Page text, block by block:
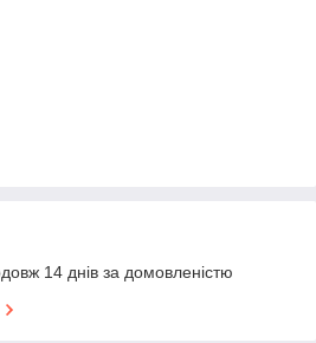
14 днів за домовленістю